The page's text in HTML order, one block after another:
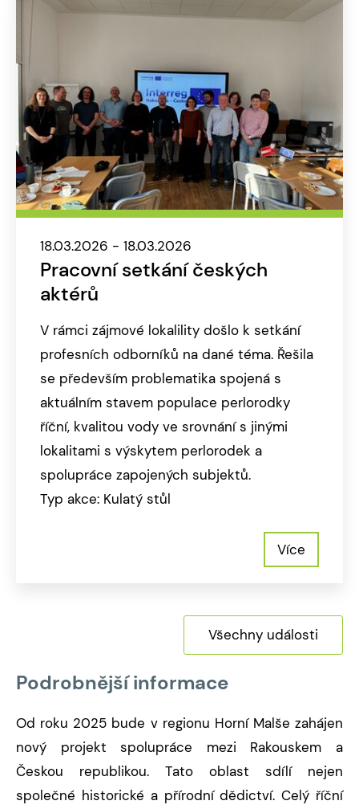
18.03.2026 - 18.03.2026
Pracovní setkání českých
aktérů
V rámci zájmové lokalility došlo k setkání
profesních odborníků na dané téma. Řešila
se především problematika spojená s
aktuálním stavem populace perlorodky
říční, kvalitou vody ve srovnání s jinými
lokalitami s výskytem perlorodek a
spolupráce zapojených subjektů.
Typ akce: Kulatý stůl
Více
Všechny události
Podrobnější informace
Od roku 2025 bude v regionu Horní Malše zahájen
nový projekt spolupráce mezi Rakouskem a
Českou republikou. Tato oblast sdílí nejen
společné historické a přírodní dědictví. Celý říční